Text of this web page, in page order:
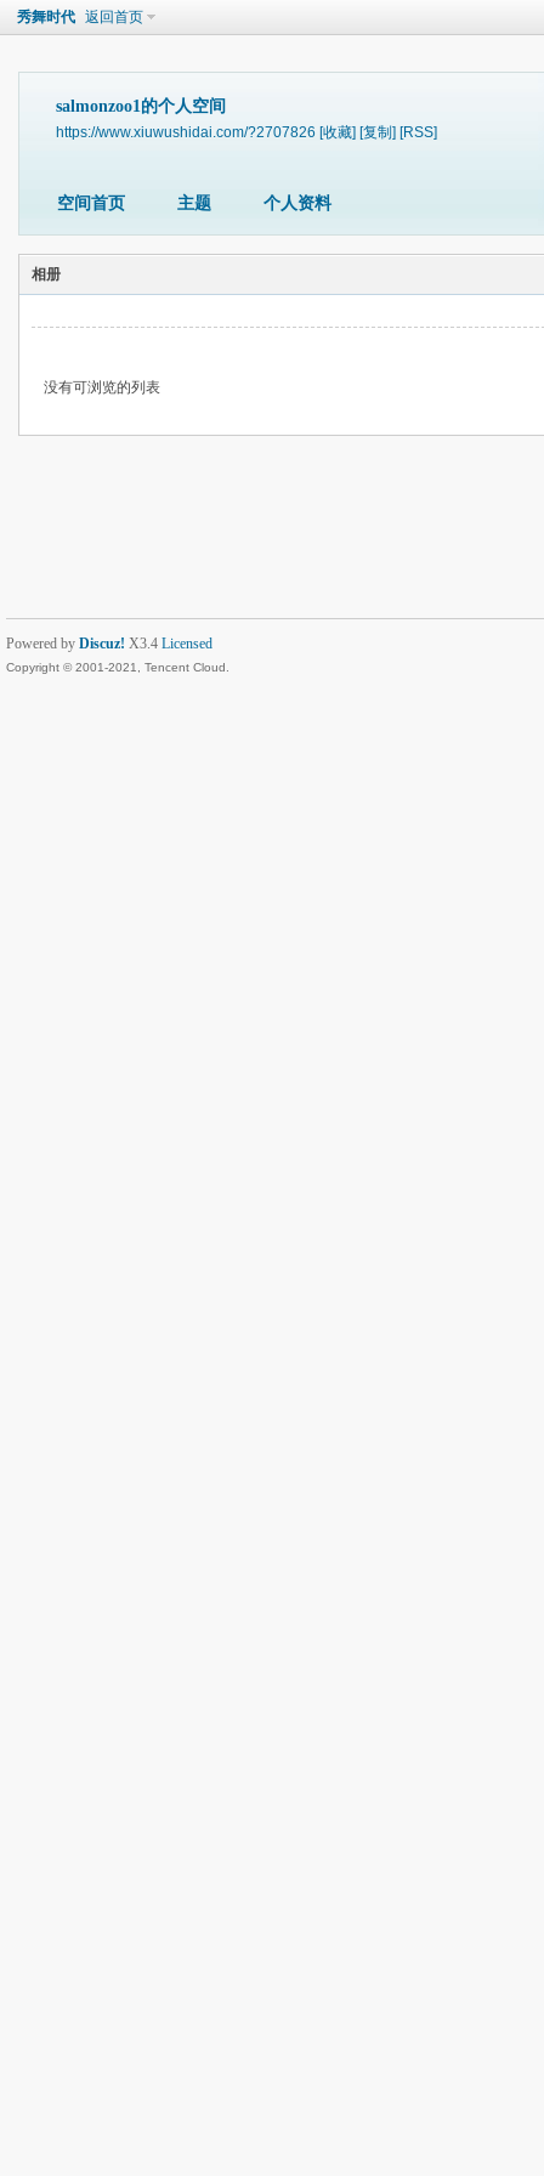
秀舞时代 返回首页
salmonzoo1的个人空间
https://www.xiuwushidai.com/?2707826 [收藏] [复制] [RSS]
空间首页 主题 个人资料
相册
没有可浏览的列表
Powered by Discuz! X3.4 Licensed
Copyright © 2001-2021, Tencent Cloud.